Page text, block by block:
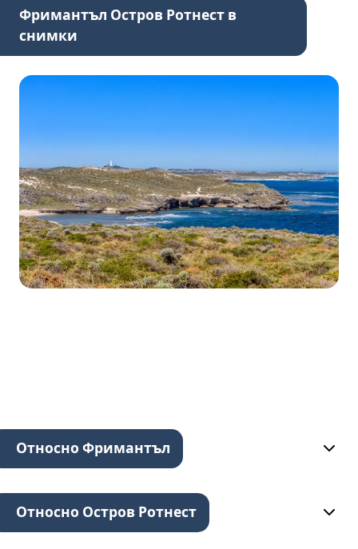
Фримантъл Остров Ротнест в
снимки
Относно Фримантъл
Относно Остров Ротнест